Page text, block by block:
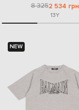
8 3252 534 грн
13Y
NEW